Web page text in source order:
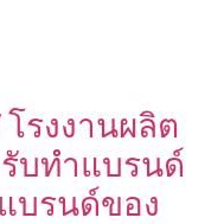
รงงานผลิต
บทำแบรนด์
บรนด์ของ